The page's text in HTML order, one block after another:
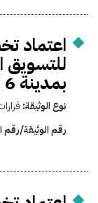
اعتماد
للتسويق
بمدينة 6 أكتوبر
نوع الوثيقة:
رقم الوثيقة/